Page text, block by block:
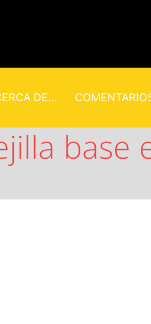
DE...
base